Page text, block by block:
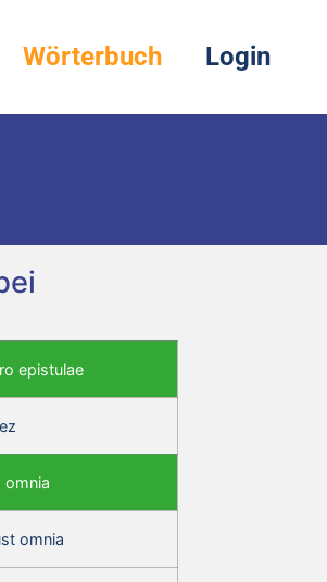
Wörterbuch Login
epistulae
omnia
omnia